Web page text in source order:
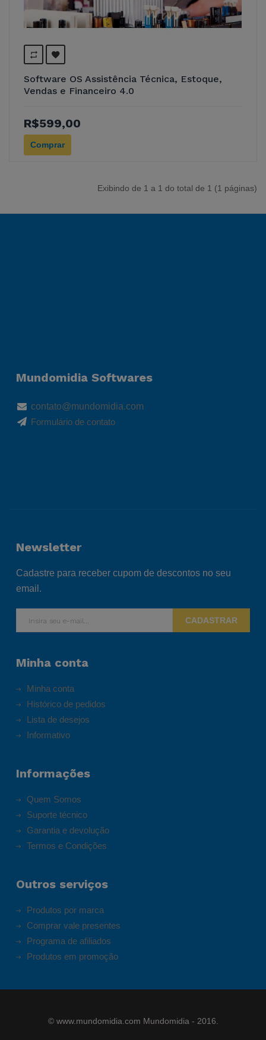
Software OS Assistência Técnica, Estoque,
Vendas e Financeiro 4.0
R$599,00
Comprar
Exibindo de 1 a 1 do total de 1 (1 páginas)
Mundomidia Softwares
contato@mundomidia.com
Formulário de contato
Newsletter
Cadastre para receber cupom de descontos no seu
email.
CADASTRAR
Minha conta
Minha conta
Histórico de pedidos
Lista de desejos
Informativo
Informações
Quem Somos
Suporte técnico
Garantia e devolução
Termos e Condições
Outros serviços
Produtos por marca
Comprar vale presentes
Programa de afiliados
Produtos em promoção
© www.mundomidia.com Mundomidia - 2016.